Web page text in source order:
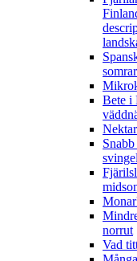
somrar
Bete i
norrut
Vad